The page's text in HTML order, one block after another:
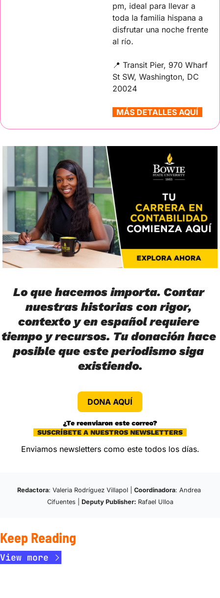
pm, ideal para llevar a
toda la familia hispana a
disfrutar una noche frente
al río.
📍 Transit Pier, 970 Wharf
St SW, Washington, DC
20024
  MÁS DETALLES AQUÍ
Lo que hacemos importa. Contar
nuestras historias con rigor,
contexto y en español requiere
tiempo y recursos. Tu donación hace
posible que este periodismo siga
existiendo.
DONA AQUÍ
¿Te reenviaron este correo?
  SUSCRÍBETE A NUESTROS NEWSLETTERS
Enviamos newsletters como este todos los días.
Redactora: Valeria Rodríguez Villapol | Coordinadora: Andrea
Cifuentes | Deputy Publisher: Rafael Ulloa
Keep Reading
View more